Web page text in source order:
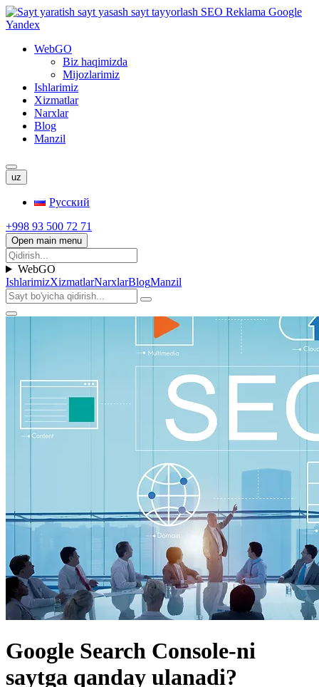
WebGO
Biz haqimizda
Mijozlarimiz
Ishlarimiz
Xizmatlar
Narxlar
Blog
Manzil
uz
Русский
+998 93 500 72 71
Open main menu
WebGO
IshlarimizXizmatlarNarxlarBlogManzil
Google Search Console-ni
saytga qanday ulanadi?